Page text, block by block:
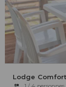
Lodge